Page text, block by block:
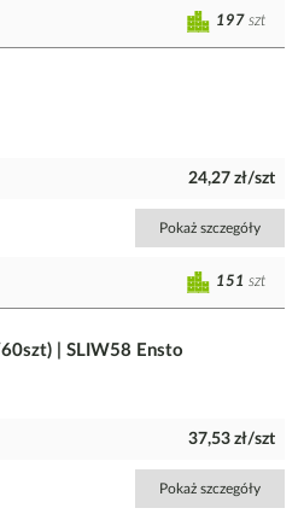
197 szt
24,27 zł/szt
Pokaż szczegóły
151 szt
| SLIW58 Ensto
37,53 zł/szt
Pokaż szczegóły